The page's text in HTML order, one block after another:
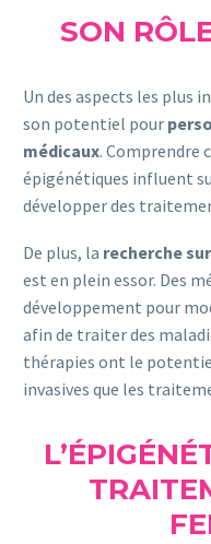
SON
Un des aspects les plus
son potentiel pour
médicaux. Comprendre
épigénétiques influent
développer des
De plus, la recherche
est en plein essor. Des
développement pour
afin de traiter des
thérapies ont le
invasives que les